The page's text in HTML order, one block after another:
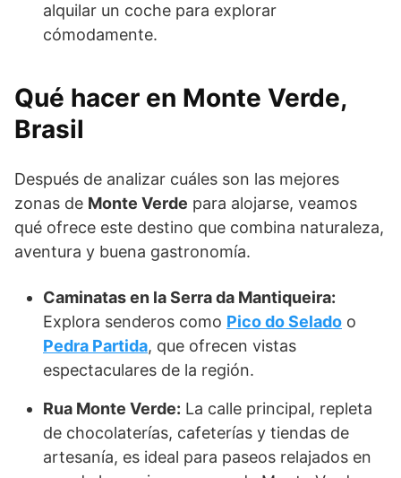
alquilar un coche para explorar
cómodamente.
Qué hacer en Monte Verde,
Brasil
Después de analizar cuáles son las mejores
zonas de Monte Verde para alojarse, veamos
qué ofrece este destino que combina naturaleza,
aventura y buena gastronomía.
Caminatas en la Serra da Mantiqueira:
Explora senderos como Pico do Selado o
Pedra Partida, que ofrecen vistas
espectaculares de la región.
Rua Monte Verde: La calle principal, repleta
de chocolaterías, cafeterías y tiendas de
artesanía, es ideal para paseos relajados en